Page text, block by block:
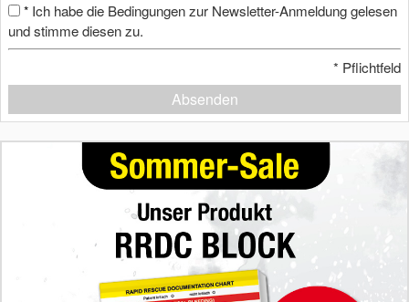
* Ich habe die Bedingungen zur Newsletter-Anmeldung gelesen
und stimme diesen zu.
* Pflichtfeld
Absenden